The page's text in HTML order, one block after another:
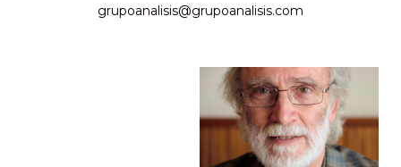
grupoanalisis@grupoanalisis.com